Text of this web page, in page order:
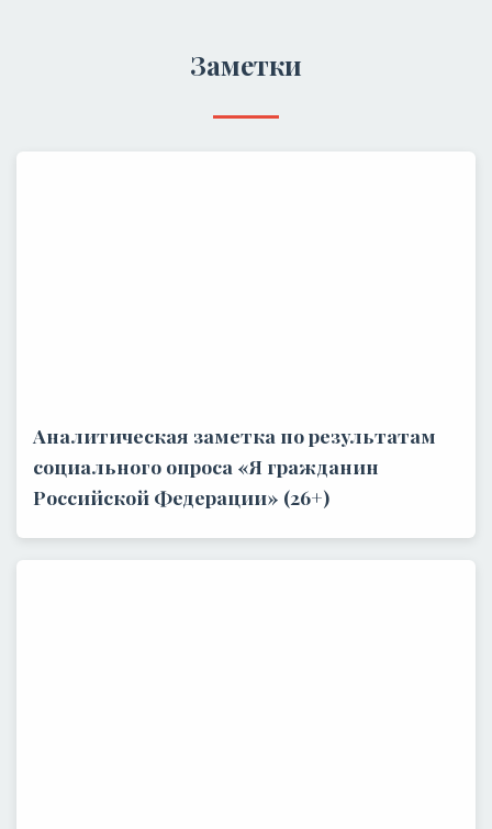
Заметки
Аналитическая заметка по результатам
социального опроса «Я гражданин
Российской Федерации» (26+)